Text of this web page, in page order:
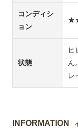
コンディシ
ョン
状態
ヒ
ん
レ
INFORMATION